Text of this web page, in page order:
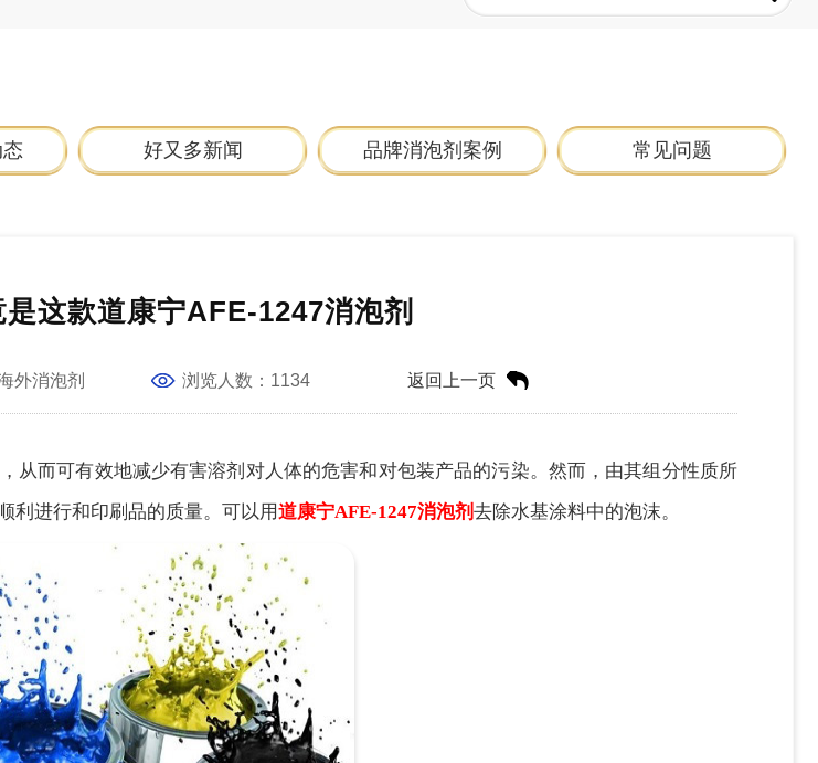
好又多新闻 品牌消泡剂案例 常见问题
这款道康宁AFE-1247消泡剂
外消泡剂 浏览人数： 1134 返回上一页
从而可有效地减少有害溶剂对人体的危害和对包装产品的污染。然而，由其组分性质所
利进行和印刷品的质量。可以用道康宁AFE-1247消泡剂去除水基涂料中的泡沫。